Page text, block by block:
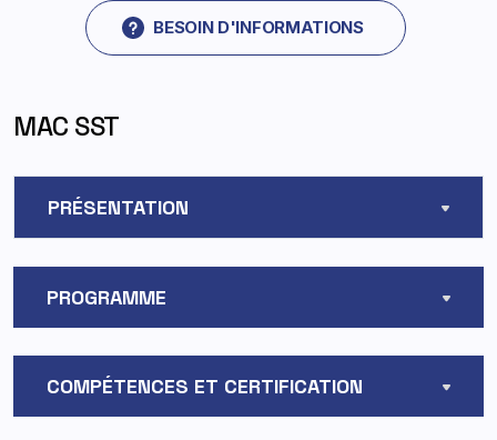
BESOIN D'INFORMATIONS
MAC SST
PRÉSENTATION
PROGRAMME
COMPÉTENCES ET CERTIFICATION